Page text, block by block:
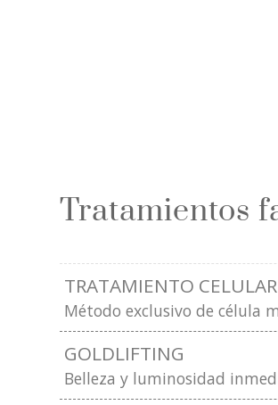
Tratamientos
TRATAMIENTO
Método exclusivo de célula
GOLDLIFTING
Belleza y luminosidad